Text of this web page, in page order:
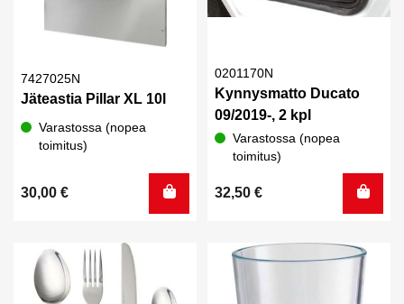
7427025N
Jäteastia Pillar XL 10l
Varastossa (nopea
toimitus)
30,00 €
0201170N
Kynnysmatto Ducato
09/2019-, 2 kpl
Varastossa (nopea
toimitus)
32,50 €